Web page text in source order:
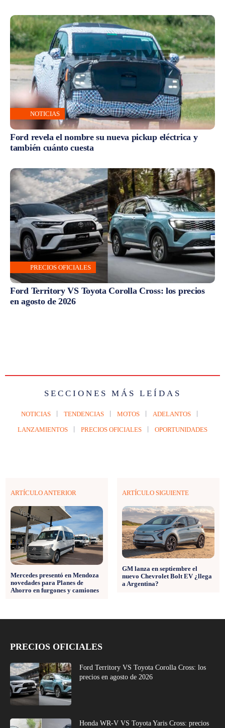
NOTICIAS
Ford revela el nombre su nueva pickup eléctrica y
también cuánto cuesta
PRECIOS OFICIALES
Ford Territory VS Toyota Corolla Cross: los precios
en agosto de 2026
SECCIONES MÁS LEÍDAS
NOTICIAS TENDENCIAS MOTOS ADELANTOS
LANZAMIENTOS PRECIOS OFICIALES OPORTUNIDADES
ARTÍCULO ANTERIOR
Mercedes presentó en Mendoza
novedades para Planes de
Ahorro en furgones y camiones
ARTÍCULO SIGUIENTE
GM lanza en septiembre el
nuevo Chevrolet Bolt EV ¿llega
a Argentina?
PRECIOS OFICIALES
Ford Territory VS Toyota Corolla Cross: los
precios en agosto de 2026
Honda WR-V VS Toyota Yaris Cross: precios